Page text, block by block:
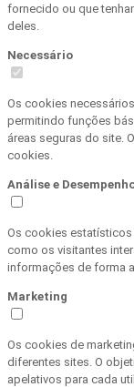
fornecido ou que
deles.
Necessário
Os cookies
permitindo funções
áreas seguras do site.
cookies.
Análise e
Os cookies
como os visitantes
informações de forma
Marketing
Os cookies de
diferentes sites. O
apelativos para cada